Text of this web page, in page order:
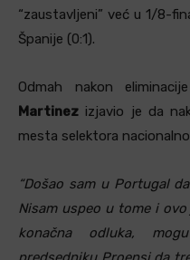
“zaustavljeni” već u 1/8-
Španije (0:1).
Odmah nakon
Martinez izjavio je da
mesta selektora
“Došao sam u Portugal
Nisam uspeo u tome i
konačna odluka,